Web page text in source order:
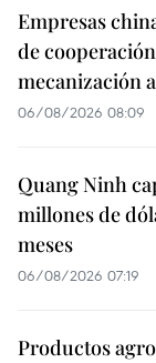
Empresas
de
mecanización
06/08/2026 08:09
Quang Ninh
millones de
meses
06/08/2026 07:19
Productos